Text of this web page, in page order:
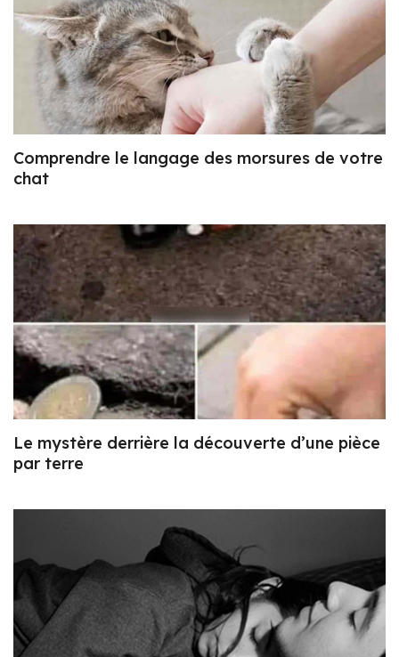
Comprendre le langage des morsures de votre
chat
Le mystère derrière la découverte d’une pièce
par terre